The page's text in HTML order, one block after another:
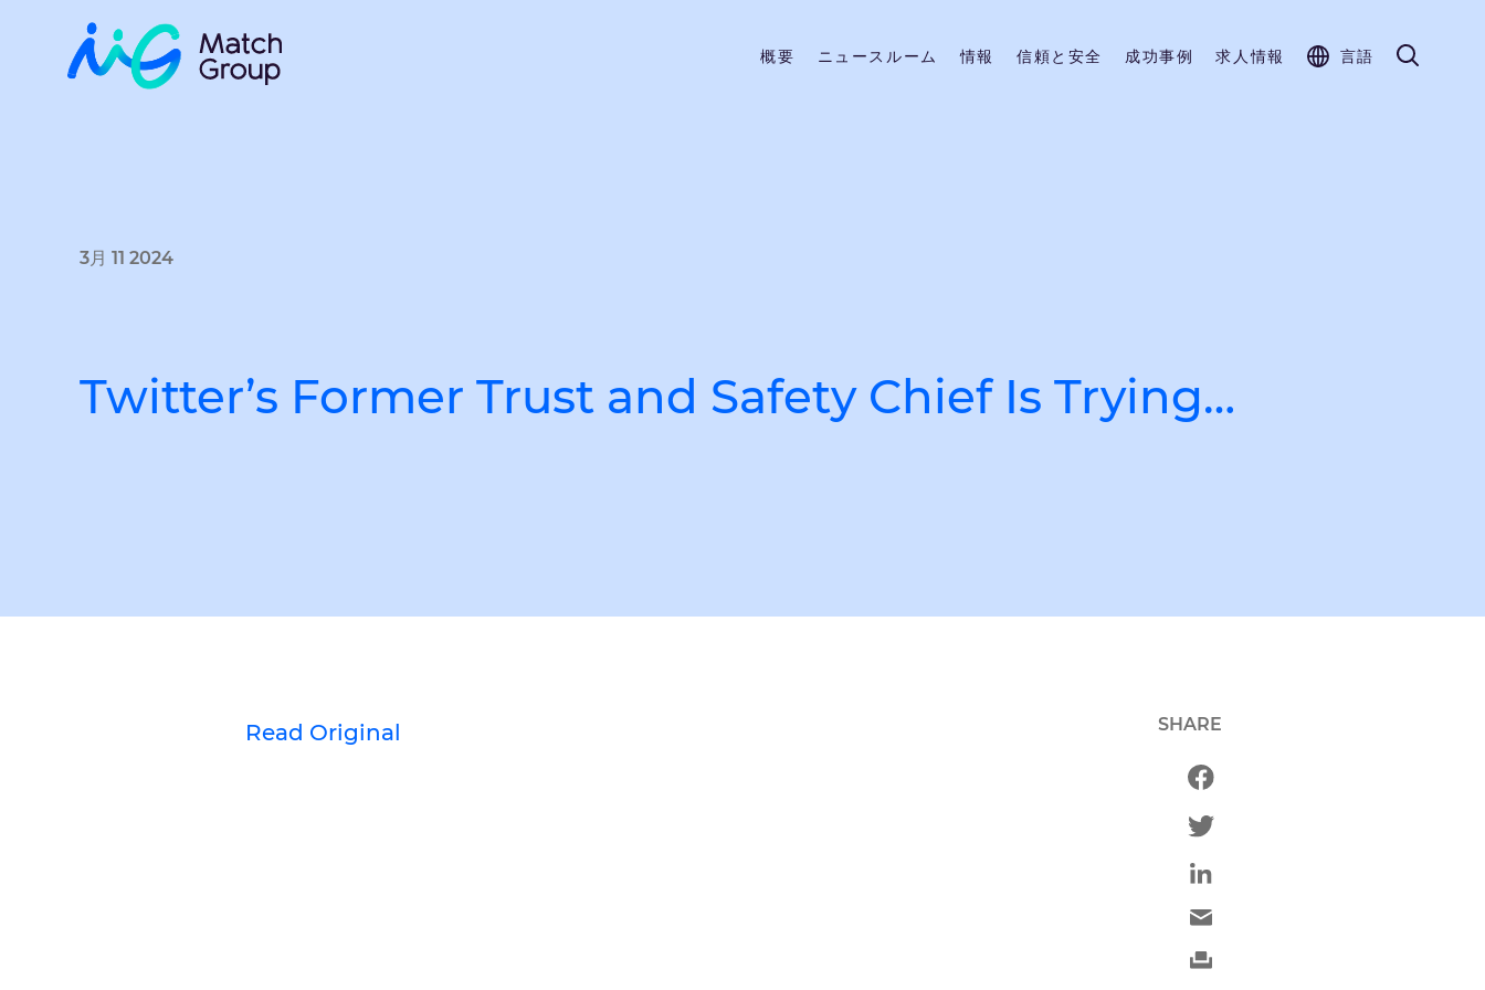
概要 ニュースルーム 情報 信頼と安全 成功事例 求人情報 言語
3月 11 2024
Twitter’s Former Trust and Safety Chief Is Trying…
Read Original SHARE